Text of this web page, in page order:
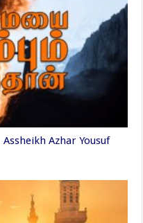
Azhar Yousuf